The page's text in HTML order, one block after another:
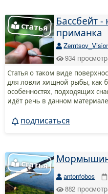
Бассбейт
приманка
934
Статья о таком виде
для ловли хищной рыбы, как
особенностях, подходящих
идёт речь в данном материале
подписаться
antonfobos
882